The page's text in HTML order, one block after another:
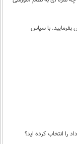
با سپاس
را انتخاب کرده اید؟